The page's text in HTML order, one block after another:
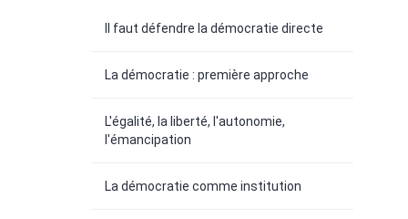
Il faut défendre la démocratie directe
La démocratie : première approche
L'égalité, la liberté, l'autonomie,
l'émancipation
La démocratie comme institution